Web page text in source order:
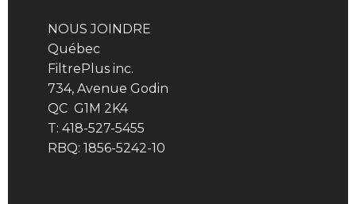
NOUS JOINDRE
Québec
FiltrePlus inc.
734, Avenue Godin
QC G1M 2K4
T: 418-527-5455
RBQ: 1856-5242-10